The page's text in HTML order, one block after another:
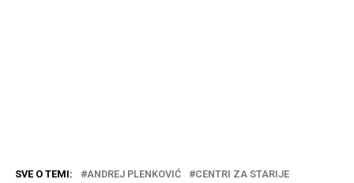
SVE O TEMI: ANDREJ PLENKOVIĆ
CENTRI ZA STARIJE